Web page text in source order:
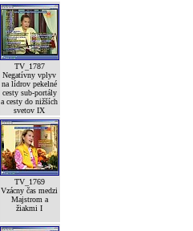
TV_1787
Negatívny vplyv
na lídrov pekelné
cesty sub-portály
a cesty do nižších
svetov IX
TV_1769
Vzácny čas medzi
Majstrom a
žiakmi I